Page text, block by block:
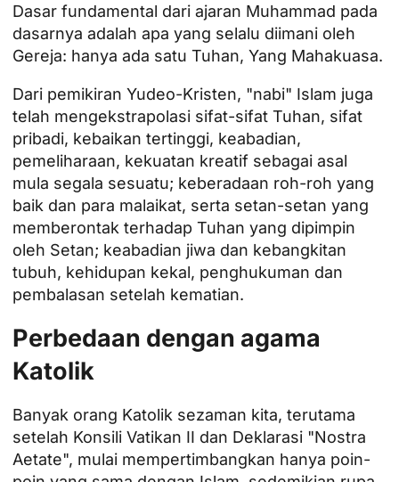
Dasar fundamental dari ajaran Muhammad pada
dasarnya adalah apa yang selalu diimani oleh
Gereja: hanya ada satu Tuhan, Yang Mahakuasa.
Dari pemikiran Yudeo-Kristen, "nabi" Islam juga
telah mengekstrapolasi sifat-sifat Tuhan, sifat
pribadi, kebaikan tertinggi, keabadian,
pemeliharaan, kekuatan kreatif sebagai asal
mula segala sesuatu; keberadaan roh-roh yang
baik dan para malaikat, serta setan-setan yang
memberontak terhadap Tuhan yang dipimpin
oleh Setan; keabadian jiwa dan kebangkitan
tubuh, kehidupan kekal, penghukuman dan
pembalasan setelah kematian.
Perbedaan dengan agama
Katolik
Banyak orang Katolik sezaman kita, terutama
setelah Konsili Vatikan II dan Deklarasi "Nostra
Aetate", mulai mempertimbangkan hanya poin-